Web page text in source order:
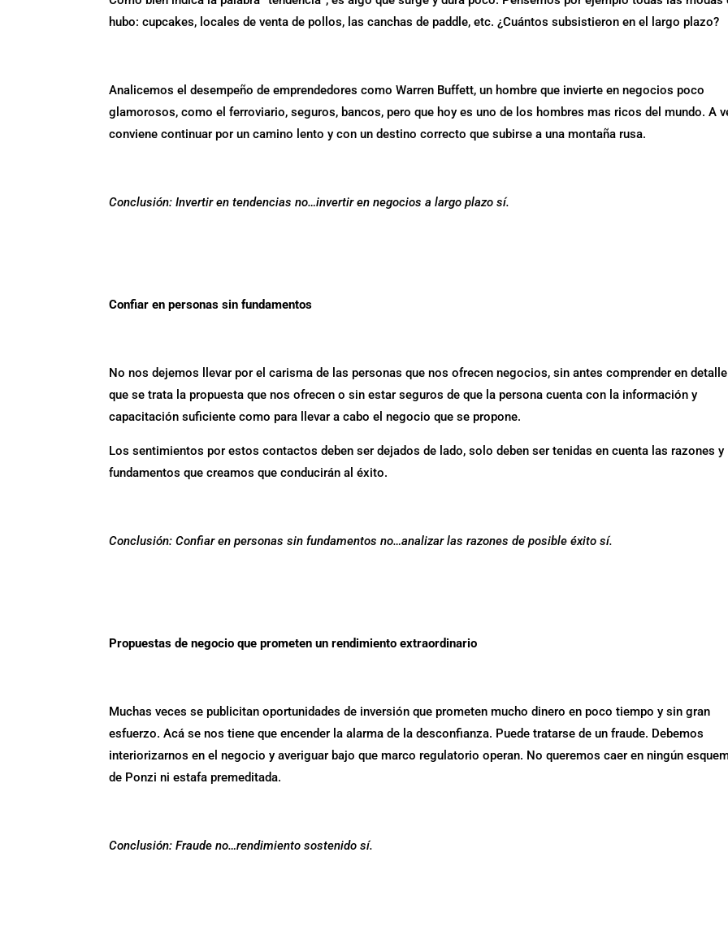
hubo: cupcakes, locales de venta de pollos, las canchas de paddle, etc. ¿Cuántos subsistieron en el largo plazo?
Analicemos el desempeño de emprendedores como Warren Buffett, un hombre que invierte en negocios poco
glamorosos, como el ferroviario, seguros, bancos, pero que hoy es uno de los hombres mas ricos del mundo. A
conviene continuar por un camino lento y con un destino correcto que subirse a una montaña rusa.
Conclusión: Invertir en tendencias no…invertir en negocios a largo plazo sí.
Confiar en personas sin fundamentos
No nos dejemos llevar por el carisma de las personas que nos ofrecen negocios, sin antes comprender en
que se trata la propuesta que nos ofrecen o sin estar seguros de que la persona cuenta con la información y
capacitación suficiente como para llevar a cabo el negocio que se propone.
Los sentimientos por estos contactos deben ser dejados de lado, solo deben ser tenidas en cuenta las razones y
fundamentos que creamos que conducirán al éxito.
Conclusión: Confiar en personas sin fundamentos no…analizar las razones de posible éxito sí.
Propuestas de negocio que prometen un rendimiento extraordinario
Muchas veces se publicitan oportunidades de inversión que prometen mucho dinero en poco tiempo y sin gran
esfuerzo. Acá se nos tiene que encender la alarma de la desconfianza. Puede tratarse de un fraude. Debemos
interiorizarnos en el negocio y averiguar bajo que marco regulatorio operan. No queremos caer en ningún
de Ponzi ni estafa premeditada.
Conclusión: Fraude no…rendimiento sostenido sí.